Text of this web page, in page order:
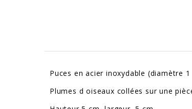
Puces en acier inoxydable (diamètre 1
Plumes d oiseaux collées sur une